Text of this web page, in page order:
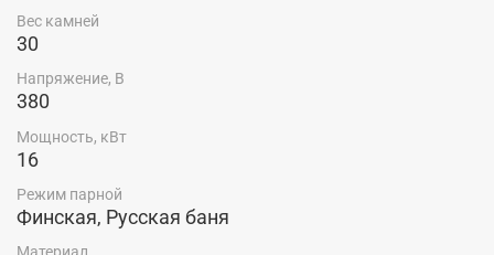
Вес камней
30
Напряжение, В
380
Мощность, кВт
16
Режим парной
Финская, Русская баня